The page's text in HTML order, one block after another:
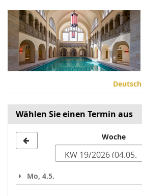
Zum
Haupt-
Inhalt
springen
Deutsch
Wählen Sie einen Termin aus
zur
auswählen
Woche
Mo, 4.5.